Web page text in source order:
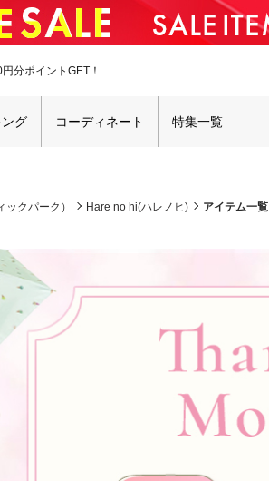
分ポイントGET！
グ コーディネート 特集一覧
クパーク） Hare no hi(ハレノヒ) アイテム一覧